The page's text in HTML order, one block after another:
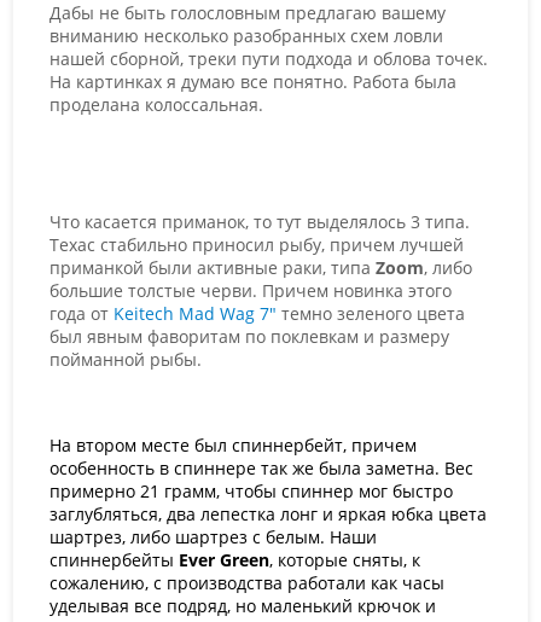
Дабы не быть голословным предлагаю вашему
вниманию несколько разобранных схем ловли
нашей сборной, треки пути подхода и облова точек.
На картинках я думаю все понятно. Работа была
проделана колоссальная.
Что касается приманок, то тут выделялось 3 типа.
Техас стабильно приносил рыбу, причем лучшей
приманкой были активные раки, типа Zoom, либо
большие толстые черви. Причем новинка этого
года от Keitech Mad Wag 7" темно зеленого цвета
был явным фаворитам по поклевкам и размеру
пойманной рыбы.
На втором месте был спиннербейт, причем
особенность в спиннере так же была заметна. Вес
примерно 21 грамм, чтобы спиннер мог быстро
заглубляться, два лепестка лонг и яркая юбка цвета
шартрез, либо шартрез с белым. Наши
спиннербейты Ever Green, которые сняты, к
сожалению, с производства работали как часы
уделывая все подряд, но маленький крючок и